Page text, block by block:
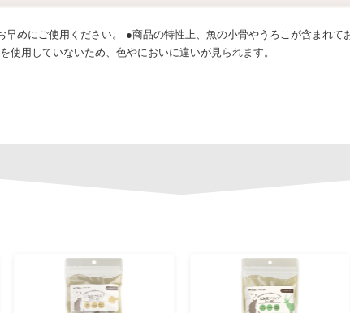
早めにご使用ください。 ●商品の特性上、魚の小骨やうろこが含まれて
使用していないため、色やにおいに違いが見られます。